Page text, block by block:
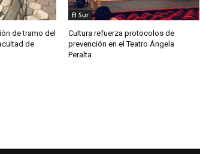
de tramo del
de
El Sur
Cultura refuerza protocolos de
prevención en el Teatro Ángela
Peralta